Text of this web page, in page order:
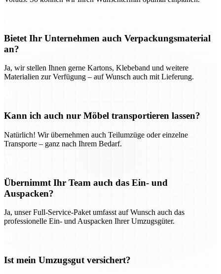
Bietet Ihr Unternehmen auch Verpackungsmaterial
an?
Ja, wir stellen Ihnen gerne Kartons, Klebeband und weitere
Materialien zur Verfügung – auf Wunsch auch mit Lieferung.
Kann ich auch nur Möbel transportieren lassen?
Natürlich! Wir übernehmen auch Teilumzüge oder einzelne
Transporte – ganz nach Ihrem Bedarf.
Übernimmt Ihr Team auch das Ein- und
Auspacken?
Ja, unser Full-Service-Paket umfasst auf Wunsch auch das
professionelle Ein- und Auspacken Ihrer Umzugsgüter.
Ist mein Umzugsgut versichert?